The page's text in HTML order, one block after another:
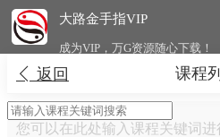
大路金手指VIP
成为VIP，万G资源随心下载！
 返回 课程
您可以在此处输入课程关键词进